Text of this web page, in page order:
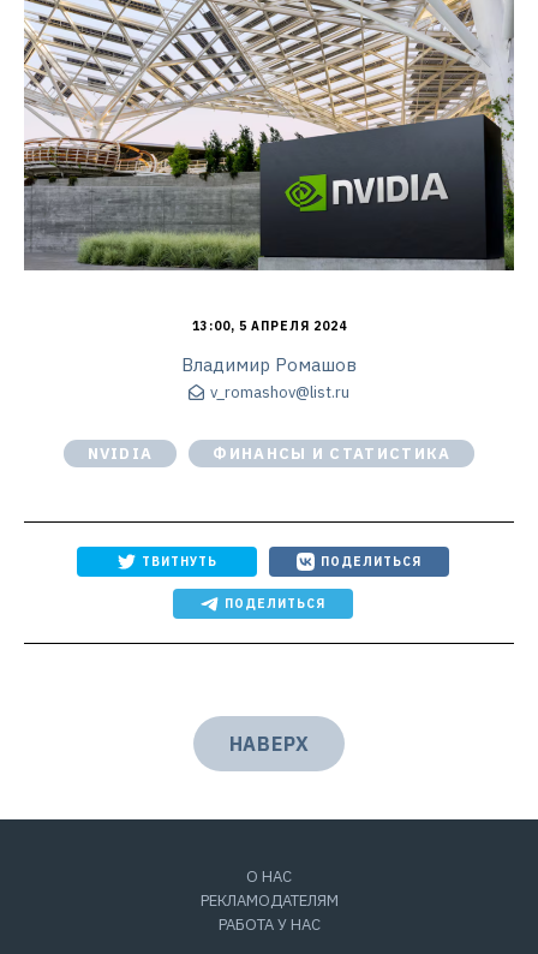
13:00, 5 АПРЕЛЯ 2024
Владимир Ромашов
v_romashov@list.ru
NVIDIA ФИНАНСЫ И СТАТИСТИКА
ТВИТНУТЬ ПОДЕЛИТЬСЯ
ПОДЕЛИТЬСЯ
НАВЕРХ
О НАС
РЕКЛАМОДАТЕЛЯМ
РАБОТА У НАС